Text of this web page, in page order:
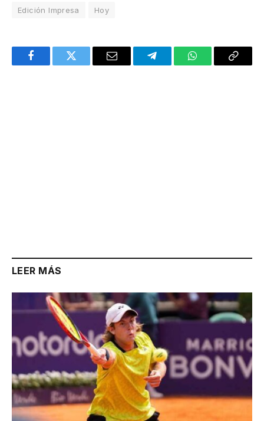
Edición Impresa Hoy
FacebookTwitter Email TelegramWhatsAppCopy
LEER MÁS